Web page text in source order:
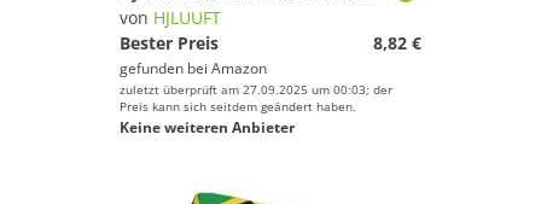
von HJLUUFT
Bester Preis
8,82 €
gefunden bei Amazon
zuletzt überprüft am 27.09.2025 um 00:03; der
Preis kann sich seitdem geändert haben.
Keine weiteren Anbieter